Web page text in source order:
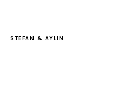
STEFAN & AYLIN